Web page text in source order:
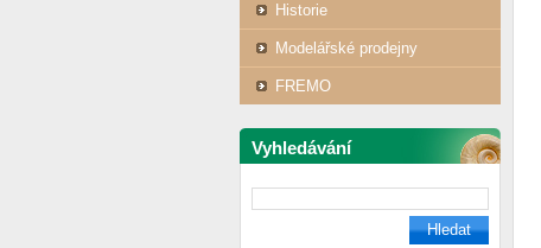
Historie
Modelářské prodejny
FREMO
Vyhledávání